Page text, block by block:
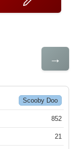
→
Scooby Doo
852
21